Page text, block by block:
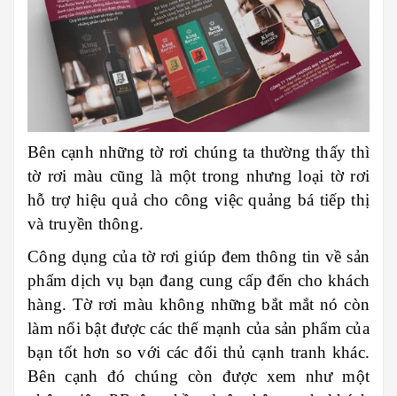
Bên cạnh những tờ rơi chúng ta thường thấy thì
tờ rơi màu cũng là một trong nhưng loại tờ rơi
hỗ trợ hiệu quả cho công việc quảng bá tiếp thị
và truyền thông.
Công dụng của tờ rơi giúp đem thông tin về sản
phẩm dịch vụ bạn đang cung cấp đến cho khách
hàng. Tờ rơi màu không những bắt mắt nó còn
làm nổi bật được các thế mạnh của sản phẩm của
bạn tốt hơn so với các đối thủ cạnh tranh khác.
Bên cạnh đó chúng còn được xem như một